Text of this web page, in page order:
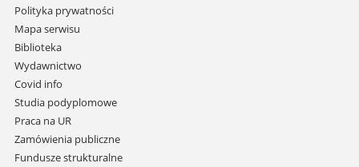
Pomiń
nawigację
i
przejdź
do
treści
Polityka prywatności
Mapa serwisu
Biblioteka
Wydawnictwo
Covid info
Studia podyplomowe
Praca na UR
Zamówienia publiczne
Fundusze strukturalne